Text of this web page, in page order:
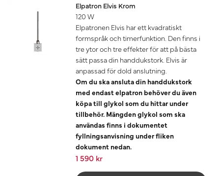
Elpatron Elvis Krom
120 W
Elpatronen Elvis har ett kvadratiskt
formspråk och timerfunktion. Den finns i
tre ytor och tre effekter för att på bästa
sätt passa din handdukstork. Elvis är
anpassad för dold anslutning.
Om du ska ansluta din handdukstork
med endast elpatron behöver du även
köpa till glykol som du hittar under
tillbehör. Mängden glykol som ska
användas finns i dokumentet
fyllningsanvisning under fliken
dokument nedan.
1 590 kr